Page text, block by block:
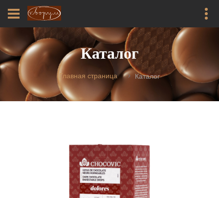
Каталог
Главная страница Каталог